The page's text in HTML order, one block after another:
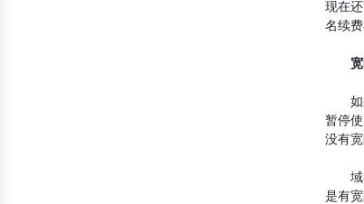
现在
名续
宽
如果
暂停
没有
域名
是有